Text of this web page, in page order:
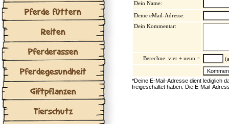
Pferde füttern
Reiten
Pferderassen
Pferdegesundheit
Giftpflanzen
Tierschutz
Dein Name:
Deine eMail-Adresse:
Dein Kommentar:
Berechne: vier + neun =
*Deine E-Mail-Adresse dient lediglich
freigeschaltet haben. Die E-Mail-